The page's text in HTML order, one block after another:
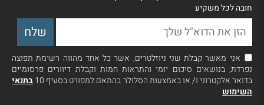
חובה לכל משקיע
אני מאשר קבלת שני ניוזלטרים, אשר כל אחד מהווה רשימת תפוצה
נפרדת, בנושאים סיכום יומי והתראות חמות וקבלת דיוורים פרסומיים
בדואר אלקטרוני ו/ או באמצעות הסלולר בהתאם למפורט בסעיף 10
בתנאי
השימוש